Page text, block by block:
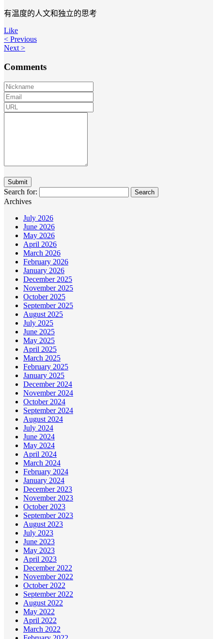
有温度的人文和独立的思考
Like
< Previous
Next >
Comments
Search for:
Archives
July 2026
June 2026
May 2026
April 2026
March 2026
February 2026
January 2026
December 2025
November 2025
October 2025
September 2025
August 2025
July 2025
June 2025
May 2025
April 2025
March 2025
February 2025
January 2025
December 2024
November 2024
October 2024
September 2024
August 2024
July 2024
June 2024
May 2024
April 2024
March 2024
February 2024
January 2024
December 2023
November 2023
October 2023
September 2023
August 2023
July 2023
June 2023
May 2023
April 2023
December 2022
November 2022
October 2022
September 2022
August 2022
May 2022
April 2022
March 2022